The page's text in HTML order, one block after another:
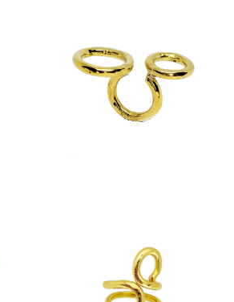
$1,890
anillos
Anillo Gotas
$2,590